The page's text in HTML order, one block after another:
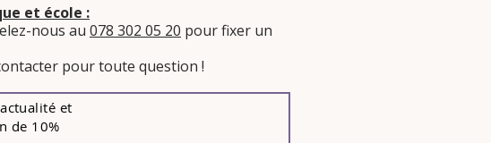
et école :
nous au 078 302 05 20 pour fixer un
pour toute question !​
et
de 10%